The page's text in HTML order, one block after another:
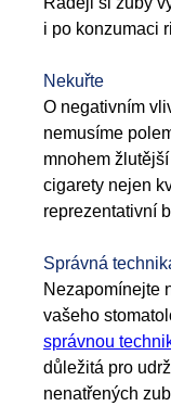
i po konzumaci
Nekuřte
O negativním
nemusíme
mnohem
cigarety nejen
reprezentativní
Správná
Nezapomínejte
vašeho
správnou
důležitá pro
nenatřených